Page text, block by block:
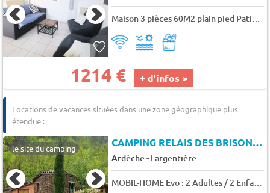
Maison 3 pièces 60M2 plain pied Patio parking privé - 6 pers. - 60m2 - TV
1214 € + d'infos >
Locations de vacances situées dans une zone géographique plus
étendue :
le site du camping CAMPING RELAIS DES BRISON
Ardèche- Largentière